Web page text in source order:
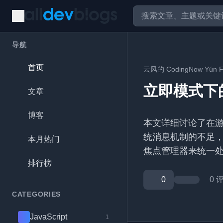
导航
首页
文章
博客
本月热门
排行榜
CATEGORIES
JavaScript 1
云风的 CodingNow Yún
立即模式下
本文详细讨论了在
统消息机制的不足
焦点管理器来统一
0 0